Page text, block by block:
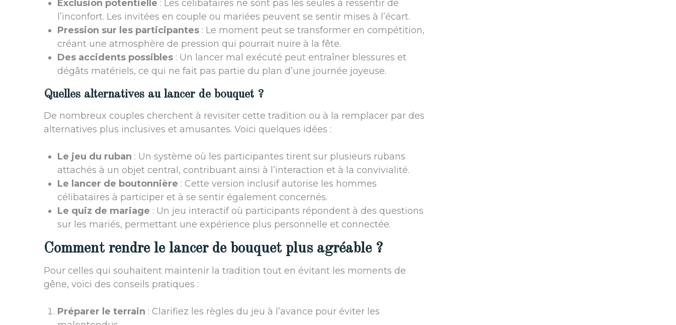
Exclusion potentielle : Les célibataires ne sont pas les seules à ressentir de
l’inconfort. Les invitées en couple ou mariées peuvent se sentir mises à l’écart.
Pression sur les participantes : Le moment peut se transformer en compétition,
créant une atmosphère de pression qui pourrait nuire à la fête.
Des accidents possibles : Un lancer mal exécuté peut entraîner blessures et
dégâts matériels, ce qui ne fait pas partie du plan d’une journée joyeuse.
Quelles alternatives au lancer de bouquet ?
De nombreux couples cherchent à revisiter cette tradition ou à la remplacer par des
alternatives plus inclusives et amusantes. Voici quelques idées :
Le jeu du ruban : Un système où les participantes tirent sur plusieurs rubans
attachés à un objet central, contribuant ainsi à l’interaction et à la convivialité.
Le lancer de boutonnière : Cette version inclusif autorise les hommes
célibataires à participer et à se sentir également concernés.
Le quiz de mariage : Un jeu interactif où participants répondent à des questions
sur les mariés, permettant une expérience plus personnelle et connectée.
Comment rendre le lancer de bouquet plus agréable ?
Pour celles qui souhaitent maintenir la tradition tout en évitant les moments de
gêne, voici des conseils pratiques :
Préparer le terrain : Clarifiez les règles du jeu à l’avance pour éviter les